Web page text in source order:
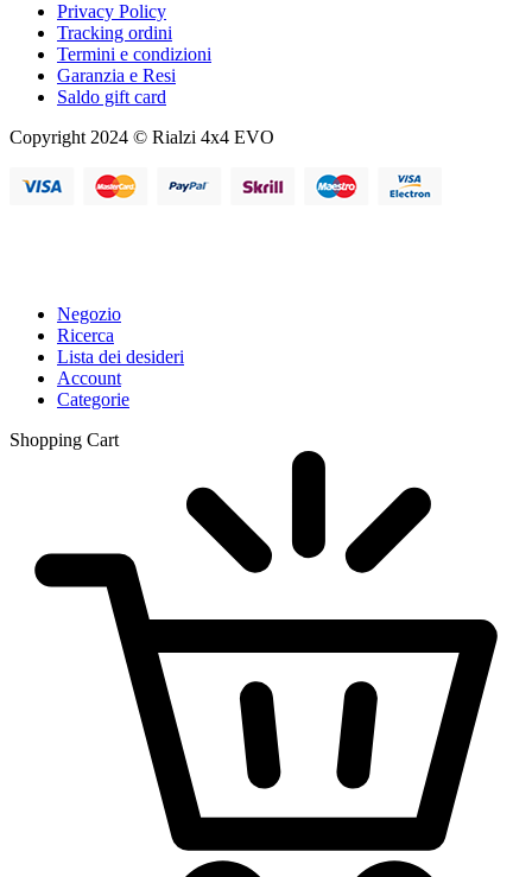
Privacy Policy
Tracking ordini
Termini e condizioni
Garanzia e Resi
Saldo gift card
Copyright 2024 © Rialzi 4x4 EVO
Negozio
Ricerca
Lista dei desideri
Account
Categorie
Shopping Cart